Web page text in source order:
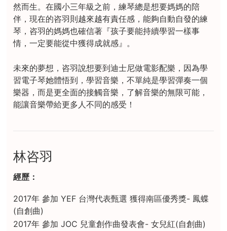
然而生。在國小三年級之前，練琴總是想要媽媽的陪
伴，現在的咨羽則越來越有責任感，能夠自動自發的練
琴，咨羽的媽媽也確信著『孩子要能持續學習一樣事
情，一定要能從中獲得成就感』。
未來的夢想，咨羽說想要到迪士尼做電影配樂，因為學
習電子琴她體悟到，學習音樂，不單純是學習彈奏一個
樂器，而是更全面的接觸音樂，了解音樂的無限可能，
能讓音樂帶給更多人不同的感受！
林咨羽
經歷：
2017年 參加 YEF 台灣代表甄選 獲得南區優秀獎- 鳳蝶
(自創曲)
2017年 參加 JOC 兒童創作曲發表會- 女兒紅(自創曲)